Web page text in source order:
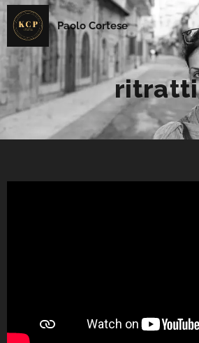
Paolo Cortese
ritratti